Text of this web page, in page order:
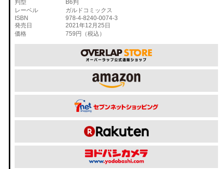
判型
B6判
レーベル
ガルドコミックス
ISBN
978-4-8240-0074-3
発売日
2021年12月25日
価格
759円（税込）